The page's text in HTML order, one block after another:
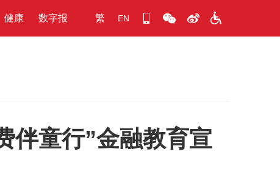
健康 数字报 繁 EN
伴童行”金融教育宣